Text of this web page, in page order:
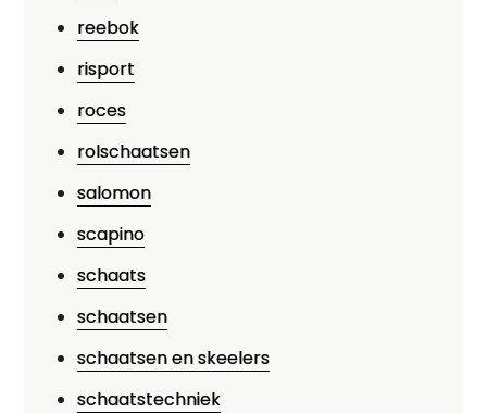
reebok
risport
roces
rolschaatsen
salomon
scapino
schaats
schaatsen
schaatsen en skeelers
schaatstechniek